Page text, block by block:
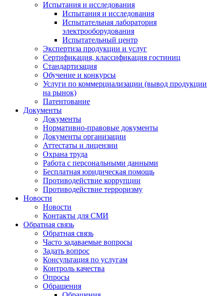
Испытания и исследования
Испытания и исследования
Испытательная лаборатория
электрооборудования
Испытательный центр
Экспертиза продукции и услуг
Сертификация, классификация гостиниц
Стандартизация
Обучение и конкурсы
Услуги по коммерциализации (вывод продукции
на рынок)
Патентование
Документы
Документы
Нормативно-правовые документы
Документы организации
Аттестаты и лицензии
Охрана труда
Работа с персональными данными
Бесплатная юридическая помощь
Противодействие коррупции
Противодействие терроризму
Новости
Новости
Контакты для СМИ
Обратная связь
Обратная связь
Часто задаваемые вопросы
Задать вопрос
Консультация по услугам
Контроль качества
Опросы
Обращения